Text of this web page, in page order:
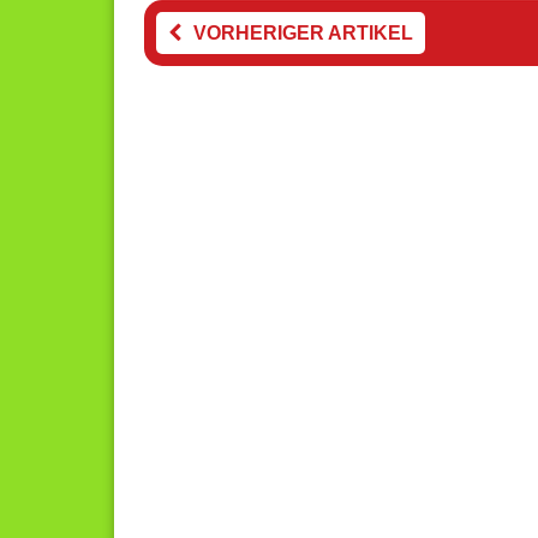
VORHERIGER ARTIKEL